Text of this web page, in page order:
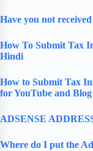
Have you not
How To Submit Tax
Hindi
How to Submit Tax
for YouTube and Blog
ADSENSE
Where do I put the